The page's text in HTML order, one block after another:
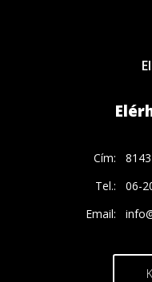
Cím:
Tel.:
06-
Email: